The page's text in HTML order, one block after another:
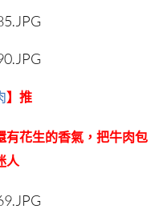
】推
有花生的香氣，把牛肉包
人